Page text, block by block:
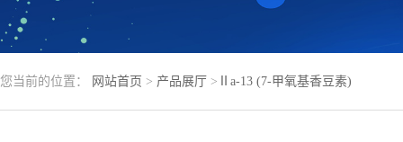
您当前的位置： 网站首页 > 产品展厅 > Ⅱa-13 (7-甲氧基香豆素)